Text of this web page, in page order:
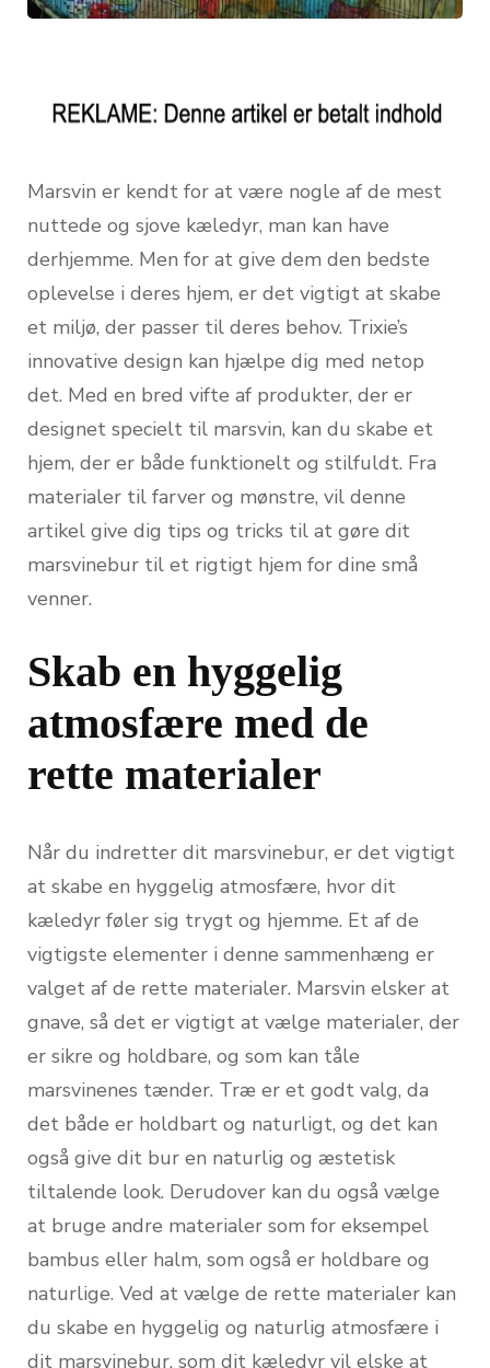
Marsvin er kendt for at være nogle af de mest
nuttede og sjove kæledyr, man kan have
derhjemme. Men for at give dem den bedste
oplevelse i deres hjem, er det vigtigt at skabe
et miljø, der passer til deres behov. Trixie’s
innovative design kan hjælpe dig med netop
det. Med en bred vifte af produkter, der er
designet specielt til marsvin, kan du skabe et
hjem, der er både funktionelt og stilfuldt. Fra
materialer til farver og mønstre, vil denne
artikel give dig tips og tricks til at gøre dit
marsvinebur til et rigtigt hjem for dine små
venner.
Skab en hyggelig
atmosfære med de
rette materialer
Når du indretter dit marsvinebur, er det vigtigt
at skabe en hyggelig atmosfære, hvor dit
kæledyr føler sig trygt og hjemme. Et af de
vigtigste elementer i denne sammenhæng er
valget af de rette materialer. Marsvin elsker at
gnave, så det er vigtigt at vælge materialer, der
er sikre og holdbare, og som kan tåle
marsvinenes tænder. Træ er et godt valg, da
det både er holdbart og naturligt, og det kan
også give dit bur en naturlig og æstetisk
tiltalende look. Derudover kan du også vælge
at bruge andre materialer som for eksempel
bambus eller halm, som også er holdbare og
naturlige. Ved at vælge de rette materialer kan
du skabe en hyggelig og naturlig atmosfære i
dit marsvinebur, som dit kæledyr vil elske at